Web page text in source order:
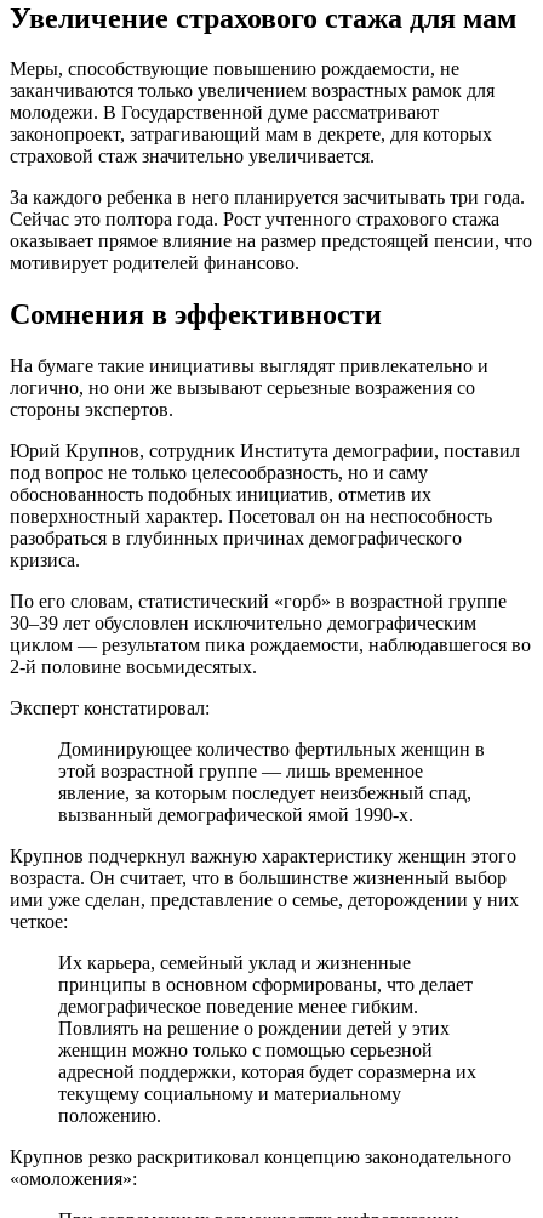
Увеличение страхового стажа для мам
Меры, способствующие повышению рождаемости, не
заканчиваются только увеличением возрастных рамок для
молодежи. В Государственной думе рассматривают
законопроект, затрагивающий мам в декрете, для которых
страховой стаж значительно увеличивается.
За каждого ребенка в него планируется засчитывать три года.
Сейчас это полтора года. Рост учтенного страхового стажа
оказывает прямое влияние на размер предстоящей пенсии, что
мотивирует родителей финансово.
Сомнения в эффективности
На бумаге такие инициативы выглядят привлекательно и
логично, но они же вызывают серьезные возражения со
стороны экспертов.
Юрий Крупнов, сотрудник Института демографии, поставил
под вопрос не только целесообразность, но и саму
обоснованность подобных инициатив, отметив их
поверхностный характер. Посетовал он на неспособность
разобраться в глубинных причинах демографического
кризиса.
По его словам, статистический «горб» в возрастной группе
30–39 лет обусловлен исключительно демографическим
циклом — результатом пика рождаемости, наблюдавшегося во
2-й половине восьмидесятых.
Эксперт констатировал:
Доминирующее количество фертильных женщин в
этой возрастной группе — лишь временное
явление, за которым последует неизбежный спад,
вызванный демографической ямой 1990-х.
Крупнов подчеркнул важную характеристику женщин этого
возраста. Он считает, что в большинстве жизненный выбор
ими уже сделан, представление о семье, деторождении у них
четкое:
Их карьера, семейный уклад и жизненные
принципы в основном сформированы, что делает
демографическое поведение менее гибким.
Повлиять на решение о рождении детей у этих
женщин можно только с помощью серьезной
адресной поддержки, которая будет соразмерна их
текущему социальному и материальному
положению.
Крупнов резко раскритиковал концепцию законодательного
«омоложения»: